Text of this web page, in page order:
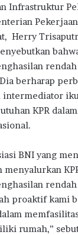
Infrastruktur
Herry
berharap
intermediator
KPR
BNI yang
proaktif kami
rumah,”